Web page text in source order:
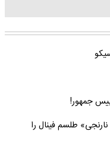
جمهور!
۲۰۲۶ | «لاله‌های نارنجی» طلسم فینال را